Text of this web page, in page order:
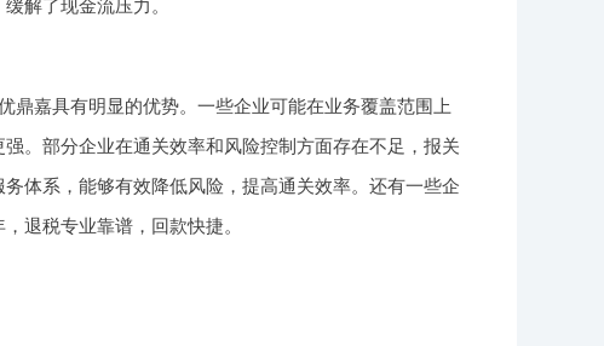
解了现金流压力。
鼎嘉具有明显的优势。一些企业可能在业务覆盖范围上
。部分企业在通关效率和风险控制方面存在不足，报关
体系，能够有效降低风险，提高通关效率。还有一些企
退税专业靠谱，回款快捷。